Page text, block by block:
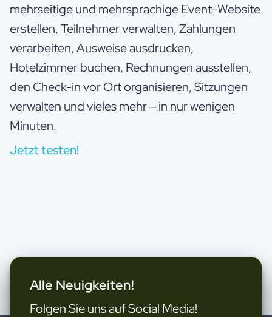
mehrseitige und mehrsprachige Event-Website
erstellen, Teilnehmer verwalten, Zahlungen
verarbeiten, Ausweise ausdrucken,
Hotelzimmer buchen, Rechnungen ausstellen,
den Check-in vor Ort organisieren, Sitzungen
verwalten und vieles mehr – in nur wenigen
Minuten.
Jetzt testen!
Alle Neuigkeiten!
Folgen Sie uns auf Social Media!